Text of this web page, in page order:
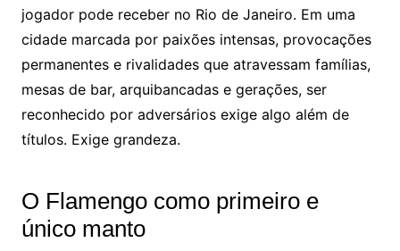
jogador pode receber no Rio de Janeiro. Em uma
cidade marcada por paixões intensas, provocações
permanentes e rivalidades que atravessam famílias,
mesas de bar, arquibancadas e gerações, ser
reconhecido por adversários exige algo além de
títulos. Exige grandeza.
O Flamengo como primeiro e
único manto